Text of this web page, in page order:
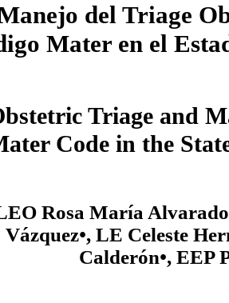
del Triage
Mater en el
Triage and
Code in the
Rosa María
Vázquez•, LE Celeste
Calderón•, EEP